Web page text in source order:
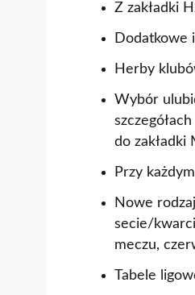
Z zakładki
Dodatkowe
Herby
Wybór
do zakładki
Przy
Nowe
secie/
meczu,
Tabele